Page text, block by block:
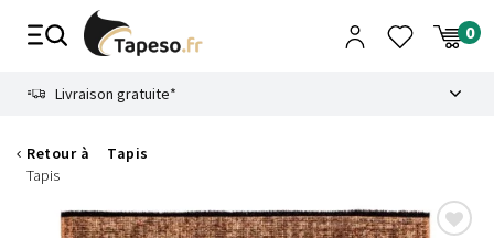
Livraison gratuite*
Retour à
Tapis
Tapis